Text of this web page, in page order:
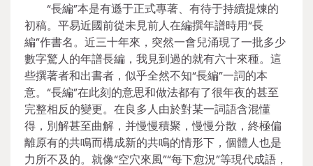
“長編”本是有遜于正式專著、有待于持續提煉的
初稿。平易近國前從未見前人在編撰年譜時用“長
編”作書名。近三十年來，突然一會兒涌現了一批多少
數字驚人的年譜長編，我見到過的就有六十來種。這
些撰著者和出書者，似乎全然不知“長編”一詞的本
意。“長編”在此刻的意思和做法都有了很年夜的甚至
完整相反的變更。在良多人由於對某一詞語含混懂
得，別解甚至曲解，并慢慢積聚，慢慢分散，終極偏
離原有的共鳴而構成新的共鳴的情形下，個體人也是
力所不及的。就像“空穴來風”“每下愈況”等現代成語，